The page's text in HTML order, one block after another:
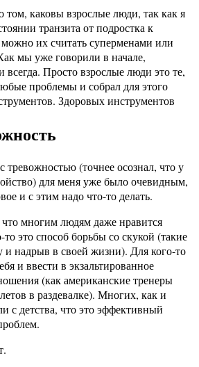
том, каковы взрослые люди, так как я
транзита от подростка к
их считать суперменами или
мы уже говорили в начале,
всегда. Просто взрослые люди это те,
проблемы и собрал для этого
Здоровых инструментов
тревожностью (точнее осознал, что у
для меня уже было очевидным,
и с этим надо что-то делать.
многим людям даже нравится
это способ борьбы со скукой (такие
надрыв в своей жизни). Для кого-то
и ввести в экзальтированное
(как американские тренеры
в раздевалке). Многих, как и
с детства, что это эффективный